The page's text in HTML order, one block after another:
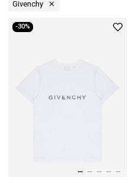
Givenchy
-30%